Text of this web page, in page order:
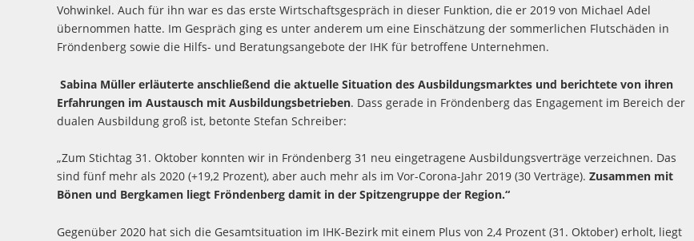
Vohwinkel. Auch für ihn war es das erste Wirtschaftsgespräch in dieser Funktion, die er 2019 von Michael Adel
übernommen hatte. Im Gespräch ging es unter anderem um eine Einschätzung der sommerlichen Flutschäden in
Fröndenberg sowie die Hilfs- und Beratungsangebote der IHK für betroffene Unternehmen.
Sabina Müller erläuterte anschließend die aktuelle Situation des Ausbildungsmarktes und berichtete von ihren
Erfahrungen im Austausch mit Ausbildungsbetrieben. Dass gerade in Fröndenberg das Engagement im Bereich der
dualen Ausbildung groß ist, betonte Stefan Schreiber:
„Zum Stichtag 31. Oktober konnten wir in Fröndenberg 31 neu eingetragene Ausbildungsverträge verzeichnen. Das
sind fünf mehr als 2020 (+19,2 Prozent), aber auch mehr als im Vor-Corona-Jahr 2019 (30 Verträge).Zusammen mit
Bönen und Bergkamen liegt Fröndenberg damit in der Spitzengruppe der Region.“
Gegenüber 2020 hat sich die Gesamtsituation im IHK-Bezirk mit einem Plus von 2,4 Prozent (31. Oktober) erholt, liegt